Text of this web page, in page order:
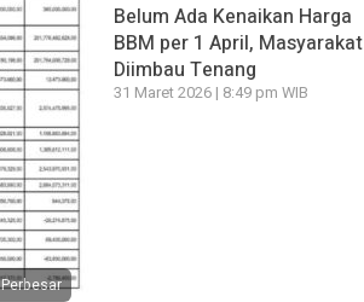
Perbesar
Belum Ada Kenaikan Harga
BBM per 1 April, Masyarakat
Diimbau Tenang
31 Maret 2026 | 8:49 pm WIB